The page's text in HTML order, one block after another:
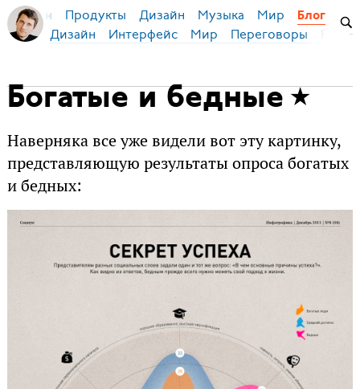
Бирман Продукты Дизайн Музыка Мир Блог
Дизайн Интерфейс Мир Переговоры
Богатые и бедные
Наверняка все уже видели вот эту картинку,
представляющую результаты опроса богатых
и бедных: